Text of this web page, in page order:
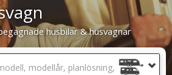
husbilar & husvagnar
modellår, planlösning, reg.nr